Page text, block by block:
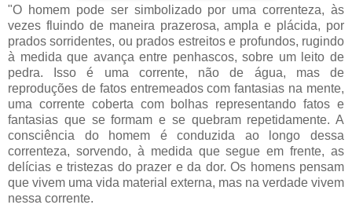
"O homem pode ser simbolizado por uma correnteza, às
vezes fluindo de maneira prazerosa, ampla e plácida, por
prados sorridentes, ou prados estreitos e profundos, rugindo
à medida que avança entre penhascos, sobre um leito de
pedra. Isso é uma corrente, não de água, mas de
reproduções de fatos entremeados com fantasias na mente,
uma corrente coberta com bolhas representando fatos e
fantasias que se formam e se quebram repetidamente. A
consciência do homem é conduzida ao longo dessa
correnteza, sorvendo, à medida que segue em frente, as
delícias e tristezas do prazer e da dor. Os homens pensam
que vivem uma vida material externa, mas na verdade vivem
nessa corrente.